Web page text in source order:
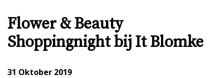
Flower & Beauty
Shoppingnight bij It Blomke
31 Oktober 2019